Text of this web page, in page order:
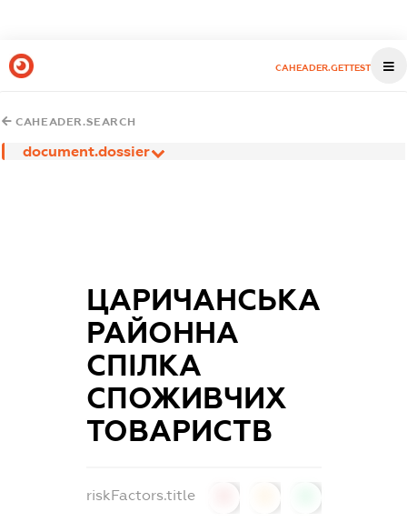
CAHEADER.GETTEST
CAHEADER.SEARCH
document.dossier
ЦАРИЧАНСЬКА
РАЙОННА
СПІЛКА
СПОЖИВЧИХ
ТОВАРИСТВ
riskFactors.title